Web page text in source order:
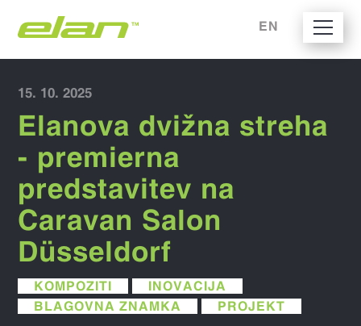
EN
15. 10. 2025
Elanova dvižna streha
- premierna
predstavitev na
Caravan Salon
Düsseldorf
KOMPOZITI
INOVACIJA
BLAGOVNA ZNAMKA
PROJEKT